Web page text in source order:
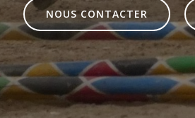
NOUS CONTACTER